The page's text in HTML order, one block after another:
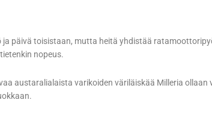
päivä toisistaan, mutta heitä yhdistää
nopeus.
austaralialaista varikoiden väriläiskää Milleria ollaan